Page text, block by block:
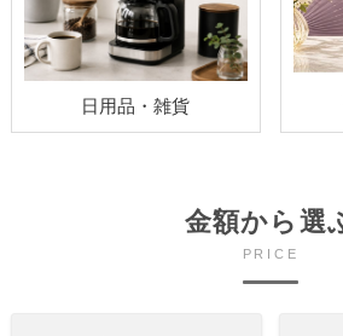
日用品・雑貨
金額から選
PRICE